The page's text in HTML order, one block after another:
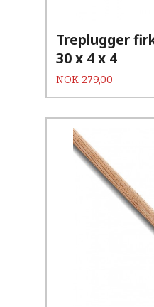
Treplugger
30 x 4 x 4
Pris
NOK 279,00